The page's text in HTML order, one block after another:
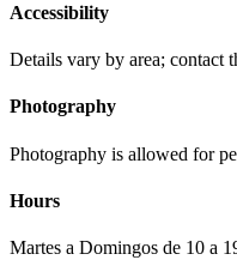
Accessibility
Details vary by area; contact
Photography
Photography is allowed for
Hours
Martes a Domingos de 10 a